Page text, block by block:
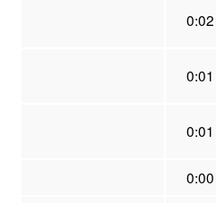
0:02
0:01
0:01
0:00